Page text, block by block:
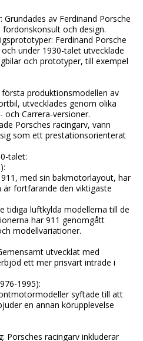
av Ferdinand Porsche
och design.
Ferdinand Porsche
under 1930-talet utvecklade
och prototyper, till exempel
produktionsmodellen av
utvecklades genom olika
och Carrera-versioner.
Porsches racingarv, vann
som ett prestationsorienterat
talet:
med sin bakmotorlayout, har
fortfarande den viktigaste
tidiga luftkylda modellerna till de
har 911 genomgått
modellvariationer.
utvecklat med
ett mer prisvärt inträde i
1995):
syftade till att
en annan körupplevelse
Porsches racingarv inkluderar